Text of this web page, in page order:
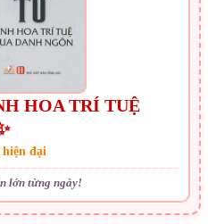
HOA TRÍ TUỆ
hiện đại
lớn từng ngày!